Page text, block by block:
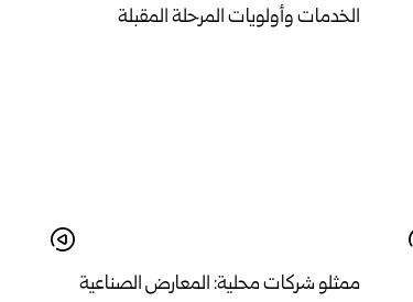
الخدمات وأولويات المرحلة المقبلة
ممثلو شركات محلية: المعارض الصناعية